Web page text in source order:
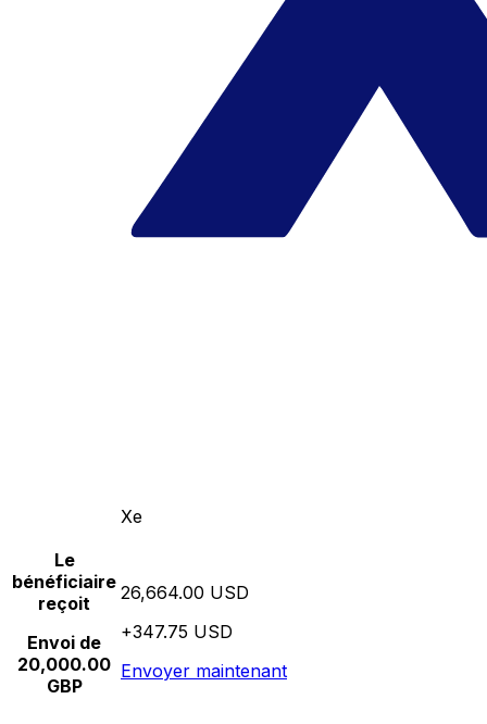
Xe
Le
bénéficiaire
reçoit
Envoi de
20,000.00
GBP
26,664.00 USD
+347.75 USD
Envoyer maintenant